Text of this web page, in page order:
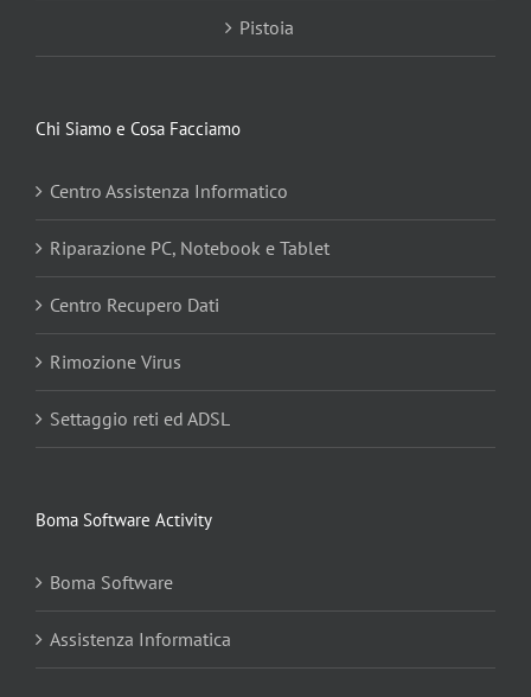
Pistoia
Chi Siamo e Cosa Facciamo
Centro Assistenza Informatico
Riparazione PC, Notebook e Tablet
Centro Recupero Dati
Rimozione Virus
Settaggio reti ed ADSL
Boma Software Activity
Boma Software
Assistenza Informatica